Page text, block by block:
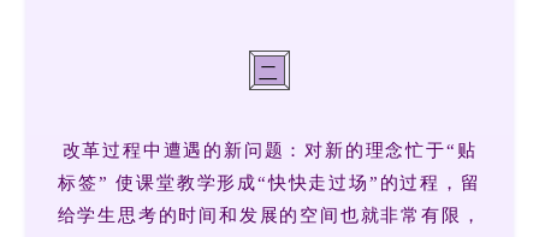
二
改革过程中遭遇的新问题：对新的理念忙于“贴
标签” 使课堂教学形成“快快走过场”的过程，留
给学生思考的时间和发展的空间也就非常有限，